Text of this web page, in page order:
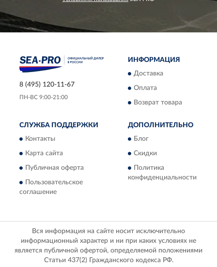
8 (495) 120-11-67
ПН-ВС 9:00-21:00
ИНФОРМАЦИЯ
Доставка
Оплата
Возврат товара
СЛУЖБА ПОДДЕРЖКИ
Контакты
Карта сайта
Публичная оферта
Пользовательское
соглашение
ДОПОЛНИТЕЛЬНО
Блог
Скидки
Политика
конфиденциальности
Вся информация на сайте носит исключительно
информационный характер и ни при каких условиях не
является публичной офертой, определяемой положениями
Статьи 437(2) Гражданского кодекса РФ.